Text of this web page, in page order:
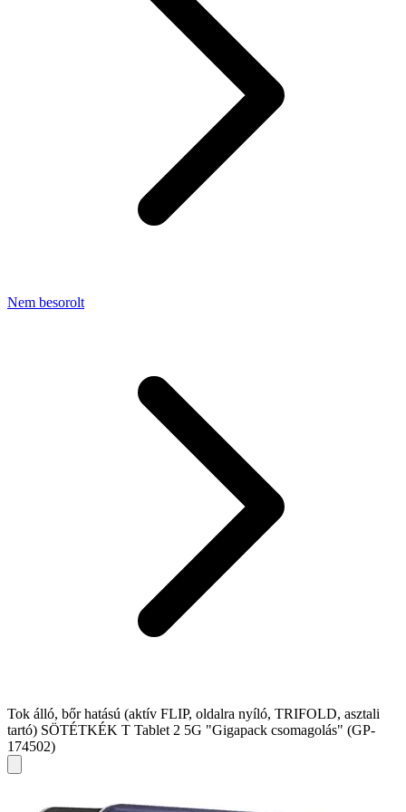
Nem besorolt
Tok álló, bőr hatású (aktív FLIP, oldalra nyíló, TRIFOLD, asztali
tartó) SÖTÉTKÉK T Tablet 2 5G "Gigapack csomagolás" (GP-
174502)